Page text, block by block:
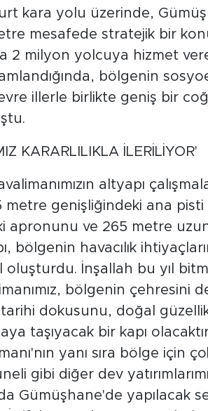
kara yolu üzerinde,
mesafede stratejik bir
2 milyon yolcuya hizmet
bölgenin
illerle birlikte geniş bir
KARARLILIKLA İLERİLİYOR'
altyapı
metre genişliğindeki ana
apronunu ve 265 metre
bölgenin havacılık
İnşallah bu yıl
bölgenin çehresini
dokusunu, doğal
taşıyacak bir kapı
yanı sıra bölge için
gibi diğer dev
Gümüşhane'de yapılacak